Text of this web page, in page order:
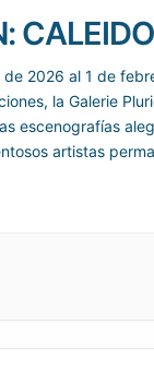
2026 al 1 de
la Galerie
escenografías
artistas